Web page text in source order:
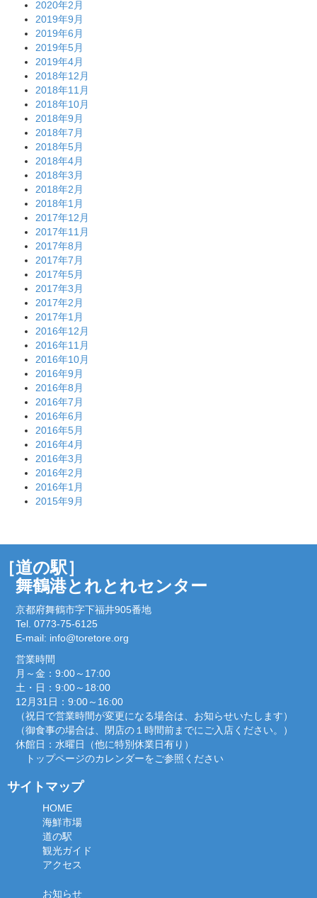
2020年2月
2019年9月
2019年6月
2019年5月
2019年4月
2018年12月
2018年11月
2018年10月
2018年9月
2018年7月
2018年5月
2018年4月
2018年3月
2018年2月
2018年1月
2017年12月
2017年11月
2017年8月
2017年7月
2017年5月
2017年3月
2017年2月
2017年1月
2016年12月
2016年11月
2016年10月
2016年9月
2016年8月
2016年7月
2016年6月
2016年5月
2016年4月
2016年3月
2016年2月
2016年1月
2015年9月
道の駅］
舞鶴港とれとれセンター
京都府舞鶴市字下福井905番地
Tel. 0773-75-6125
E-mail: info@toretore.org
営業時間
月～金：9:00～17:00
土・日：9:00～18:00
12月31日：9:00～16:00
（祝日で営業時間が変更になる場合は、お知らせいたします）
（御食事の場合は、閉店の１時間前までにご入店ください。）
休館日：水曜日（他に特別休業日有り）
トップページのカレンダーをご参照ください
サイトマップ
HOME
海鮮市場
道の駅
観光ガイド
アクセス
お知らせ